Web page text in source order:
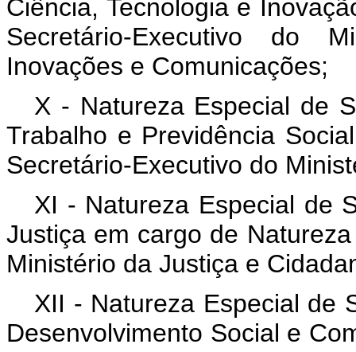
Ciência, Tecnologia e
Secretário-Executivo do
Inovações e Comunicações;
X - Natureza Especial de
Trabalho e Previdência
Secretário-Executivo do
XI - Natureza Especial de
Justiça em cargo de
Ministério da Justiça e
XII - Natureza Especial de
Desenvolvimento Social e